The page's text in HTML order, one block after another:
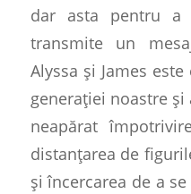
dar asta pentru
transmite un
Alyssa și James
generației noastre
neapărat
distanțarea de
și încercarea de a